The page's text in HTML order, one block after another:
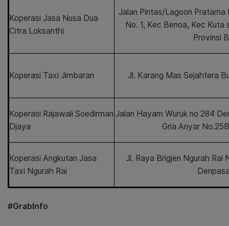
Koperasi Jasa Nusa Dua
Citra Loksanthi
Jalan Pintas/Lagoon Pratama
No. 1, Kec Benoa, Kec Kuta
Provinsi
Koperasi Taxi Jimbaran Jl. Karang Mas Sejahtera
Koperasi Rajawali Soedirman
Djaya
Jalan Hayam Wuruk no 284
Gria Anyar
Koperasi Angkutan Jasa
Taxi Ngurah Rai
Jl. Raya Brigjen Ngurah Rai
#GrabInfo